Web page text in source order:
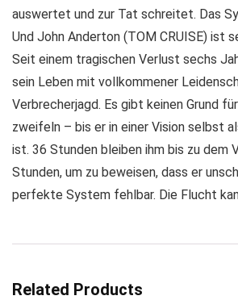
auswertet und zur Tat schreitet. Das
Und John Anderton (TOM CRUISE) ist
Seit einem tragischen Verlust sechs
sein Leben mit vollkommener
Verbrecherjagd. Es gibt keinen Grund
zweifeln – bis er in einer Vision selbst
ist. 36 Stunden bleiben ihm bis zu dem
Stunden, um zu beweisen, dass er
perfekte System fehlbar. Die Flucht
Related Products